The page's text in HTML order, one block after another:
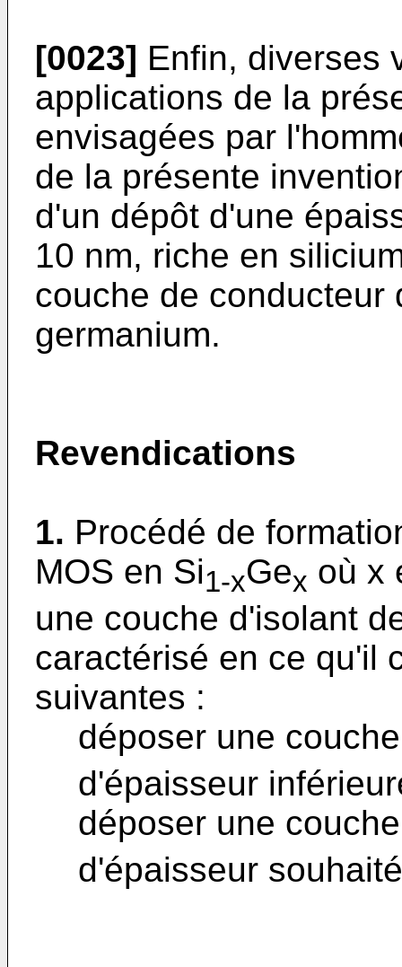
[0023] Enfin, diverses
applications de la
envisagées par
de la présente
d'un dépôt d'une
10 nm, riche en
couche de conducteur
germanium.
Revendications
1. Procédé de
MOS en Si1-xGex où x
une couche d'isolant
caractérisé en ce qu'il
suivantes :
déposer une
d'épaisseur
déposer une
d'épaisseur